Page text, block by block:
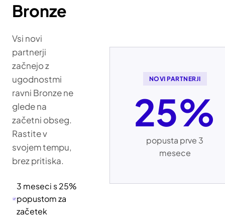
Bronze
Vsi novi
partnerji
začnejo z
ugodnostmi
ravni Bronze ne
glede na
začetni obseg.
Rastite v
svojem tempu,
brez pritiska.
3 meseci s 25%
popustom za
začetek
NOVI PARTNERJI
25%
popusta prve 3
mesece